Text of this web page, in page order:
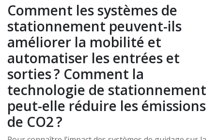
Comment les systèmes de
stationnement peuvent-ils
améliorer la mobilité et
automatiser les entrées et
sorties ? Comment la
technologie de stationnement
peut-elle réduire les émissions
de CO2 ?